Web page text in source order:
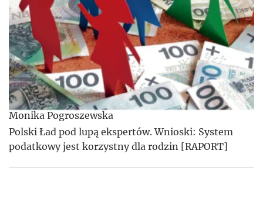
Monika Pogroszewska
Polski Ład pod lupą ekspertów. Wnioski: System
podatkowy jest korzystny dla rodzin [RAPORT]